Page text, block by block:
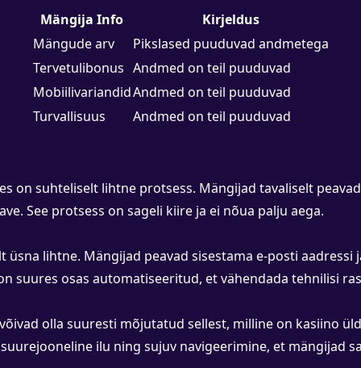
Mängija Info
Kirjeldus
Mängude arv
Pikslased puuduvad andmetega
Tervetulibonus Andmed on teil puuduvad
MobiilivariandidAndmed on teil puuduvad
Turvallisuus
Andmed on teil puuduvad
on suhteliselt lihtne protsess. Mängijad tavaliselt
See protsess on sageli kiire ja ei nõua palju aega.
üsna lihtne. Mängijad peavad sisestama e-posti
suures osas automatiseeritud, et vähendada tehnilisi
olla suuresti mõjutatud sellest, milline on kasiino
ilu ning sujuv navigeerimine, et mängijad